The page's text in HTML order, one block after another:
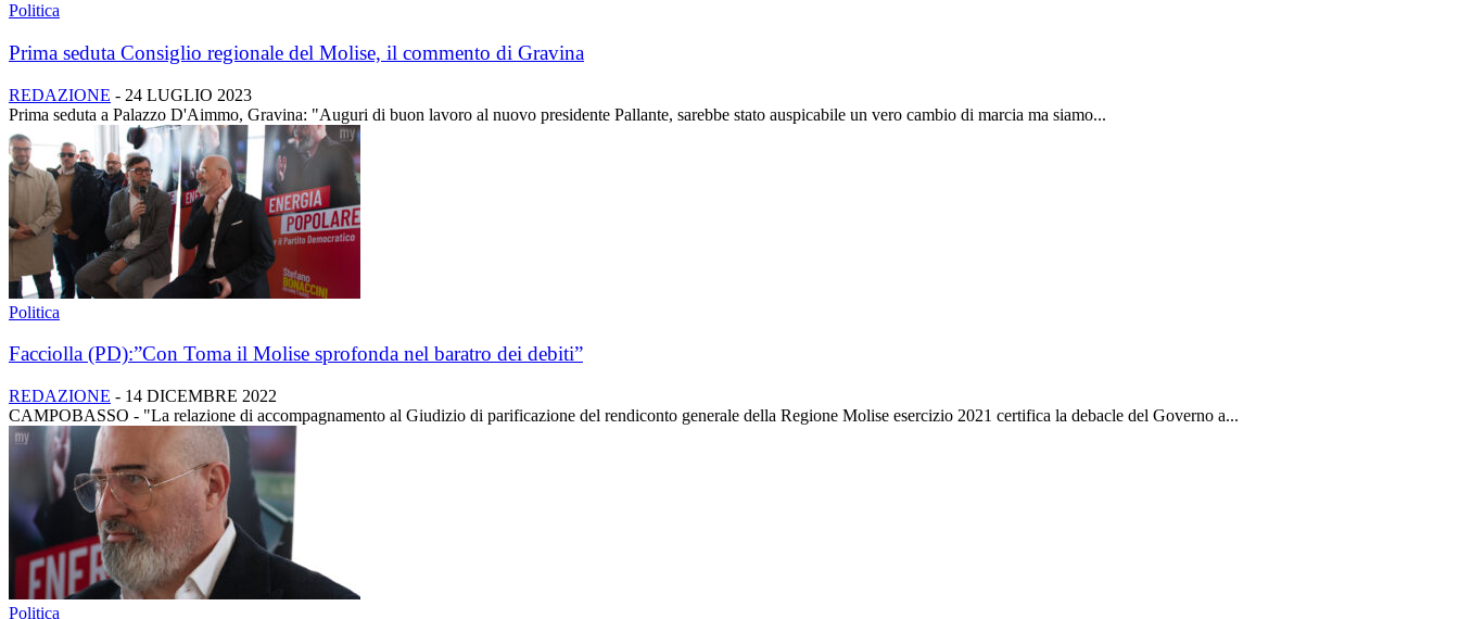
Politica
Prima seduta Consiglio regionale del Molise, il commento di Gravina
REDAZIONE - 24 LUGLIO 2023
Prima seduta a Palazzo D'Aimmo, Gravina: "Auguri di buon lavoro al nuovo presidente Pallante, sarebbe stato auspicabile un vero cambio di marcia ma siamo...
Politica
Facciolla (PD):”Con Toma il Molise sprofonda nel baratro dei debiti”
REDAZIONE - 14 DICEMBRE 2022
CAMPOBASSO - "La relazione di accompagnamento al Giudizio di parificazione del rendiconto generale della Regione Molise esercizio 2021 certifica la debacle del Governo a...
Politica